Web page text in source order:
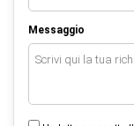
Messaggio